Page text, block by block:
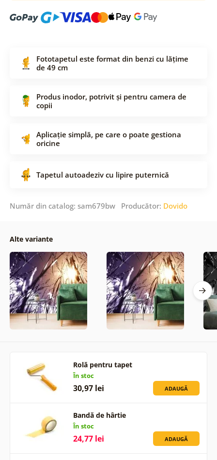
Fototapetul este format din benzi cu lățime
de 49 cm
Produs inodor, potrivit și pentru camera de
copii
Aplicație simplă, pe care o poate gestiona
oricine
Tapetul autoadeziv cu lipire puternică
Număr din catalog: sam679bw Producător: Dovido
Alte variante
Rolă pentru tapet
În stoc
30,97 lei ADAUGĂ
Bandă de hârtie
În stoc
24,77 lei ADAUGĂ